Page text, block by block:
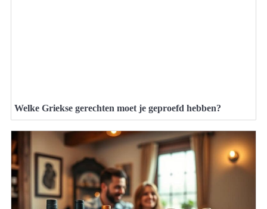
Welke Griekse gerechten moet je geproefd hebben?